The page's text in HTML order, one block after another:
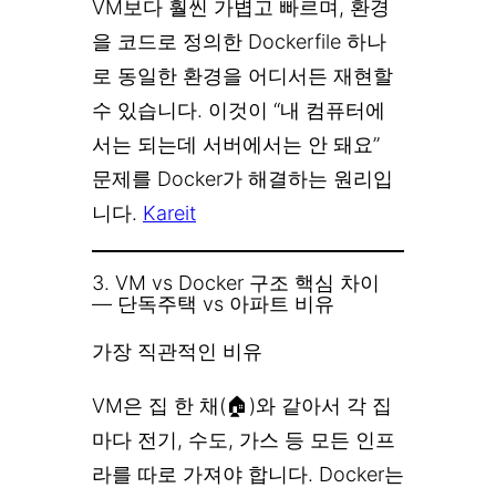
VM보다 훨씬 가볍고 빠르며, 환경
을 코드로 정의한 Dockerfile 하나
로 동일한 환경을 어디서든 재현할
수 있습니다. 이것이 “내 컴퓨터에
서는 되는데 서버에서는 안 돼요”
문제를 Docker가 해결하는 원리입
니다. Kareit
3. VM vs Docker 구조 핵심 차이
— 단독주택 vs 아파트 비유
가장 직관적인 비유
VM은 집 한 채(🏠)와 같아서 각 집
마다 전기, 수도, 가스 등 모든 인프
라를 따로 가져야 합니다. Docker는